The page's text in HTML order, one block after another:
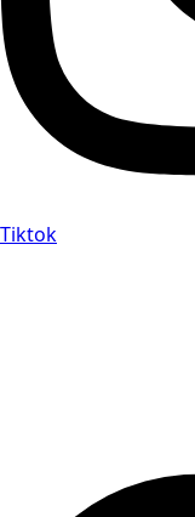
Tiktok